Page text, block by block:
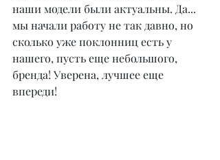
наши модели были актуальны. Да...
мы начали работу не так давно, но
сколько уже поклонниц есть у
нашего, пусть еще небольшого,
бренда! Уверена, лучшее еще
впереди!